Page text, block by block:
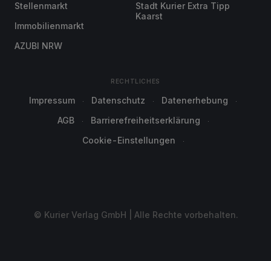
Stellenmarkt
Immobilienmarkt
AZUBI NRW
Stadt Kurier Extra Tipp
Kaarst
RECHTLICHES
Impressum Datenschutz
Datenerhebung
AGB
Barrierefreiheitserklärung
Cookie-Einstellungen
© Kurier Verlag GmbH | Alle Rechte vorbehalten.